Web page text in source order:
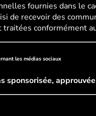
fournies dans le
de recevoir des
traitées conformément
les médias sociaux
sponsorisée,